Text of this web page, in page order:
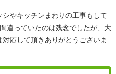
やキッチンまわりの工事もして
違っていたのは残念でしたが、大
応して頂きありがとうございま